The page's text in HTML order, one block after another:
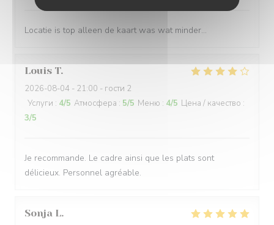
Locatie is top alleen de kaart was wat minder…
Louis T
2026-08-04 - 21:00 - гости 2
Услуги : 4/5 Атмосфера : 5/5 Меню : 4/5 Цена / качество :
3/5
Je recommande. Le cadre ainsi que les plats sont
délicieux. Personnel agréable.
Sonja L